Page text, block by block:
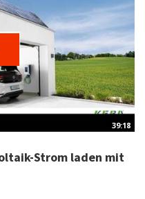
39:18
Strom laden mit